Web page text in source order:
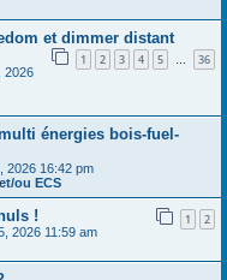
et dimmer distant
1 2 3 4 5 … 36
2026
énergies bois-fuel-
2026 16:42 pm
ou ECS
! 1 2
2026 11:59 am